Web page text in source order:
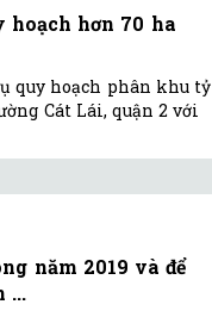
hoạch hơn 70 ha
quy hoạch phân khu tỷ
Cát Lái, quận 2 với
năm 2019 và để
...